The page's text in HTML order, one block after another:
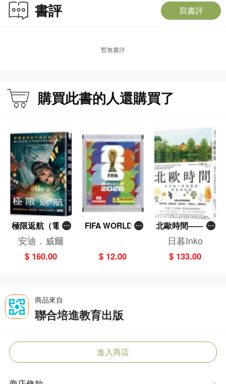
書評 寫書評
暫無書評
購買此書的人還購買了
極限返航（電影
書衣典藏版）
（獨家收錄作者
訪談）
安迪．威爾
$ 160.00
FIFA WORLD C
包）
$ 12.00
北歐時間——世
界第一幸福國度
教會我的事
日暮Inko
$ 133.00
商品來自
聯合培進教育出版
進入商店